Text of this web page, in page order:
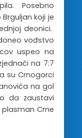
Posebno
koji je
deonici.
vođstvo
uspeo na
na 7:7
su Crnogorci
na gol
da zaustavi
Crne